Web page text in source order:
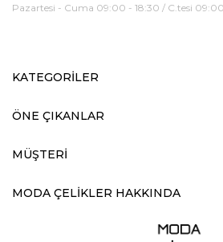
Pazartesi - Cuma 09:00 - 18:30 / C.tesi
KATEGORİLER
ÖNE ÇIKANLAR
MÜŞTERİ
MODA ÇELİKLER HAKKINDA